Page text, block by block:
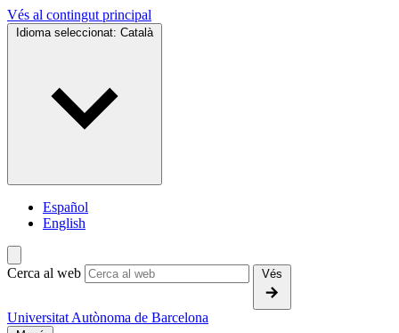
Vés al contingut principal
Idioma seleccionat: Català
Español
English
Cerca al web Vés
Universitat Autònoma de Barcelona